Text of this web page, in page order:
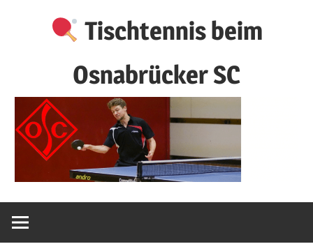
Tischtennis beim
Osnabrücker SC